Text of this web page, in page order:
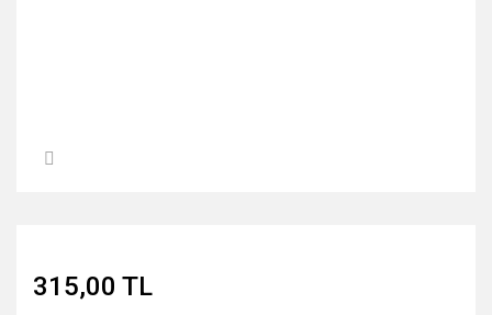
315,00 TL